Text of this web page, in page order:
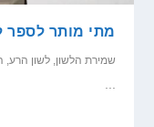
מתי מותר לספר
שמירת הלשון,לשון הרע,